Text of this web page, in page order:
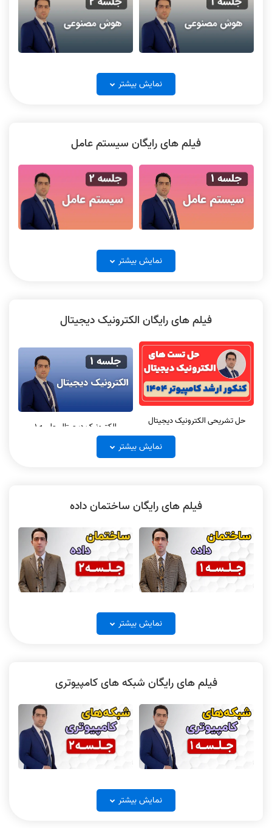
نکته و تست هوش مصنوعی جلسه 1
جواب تشریحی هوش مصنوعی کنکور
نمایش بیشتر
فیلم های رایگان سیستم عامل
سیستم عامل جلسه 1 نکته و تست سیستم عامل جلسه 2 نکته و تست
ارشد کامپیوتر 1403
ارشد کامپیوتر 1403
حل تشریحی سیستم عامل کنکور
ارشد آیتی 1403
نمایش بیشتر
فیلم های رایگان الکترونیک دیجیتال
حل تشریحی الکترونیک دیجیتال
کنکور ارشد کامپیوتر 1404
الکترونیک دیجیتال جلسه 1
الکترونیک دیجیتال جلسه 4
نکته و تست الکترونیک دیجیتال
پاسخ تشریحی الکترونیک دیجیتال
1403
نمایش بیشتر
فیلم های رایگان ساختمان داده
فیلم ساختمان داده جلسه 5 فیلم ساختمان داده جلسه 6
نمایش بیشتر
فیلم های رایگان شبکه های کامپیوتری
نمایش بیشتر